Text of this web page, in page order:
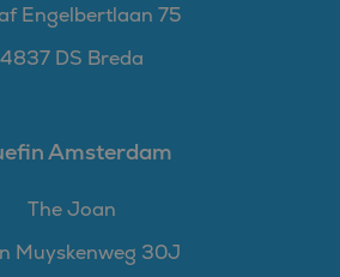
Engelbertlaan 75
4837 DS Breda
Amsterdam
The Joan
Muyskenweg 30J